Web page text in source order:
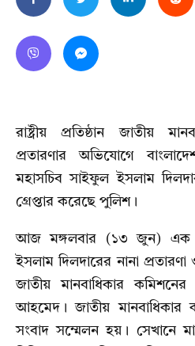
রাষ্ট্রীয় প্রতিষ্ঠান জাতীয়
প্রতারণার অভিযোগে
মহাসচিব সাইফুল ইসলাম
গ্রেপ্তার করেছে পুলিশ।
আজ মঙ্গলবার (১৩ জুন) এক
ইসলাম দিলদারের নানা প্রতারণা
জাতীয় মানবাধিকার কমিশনের
আহমেদ। জাতীয় মানবাধিকার
সংবাদ সম্মেলন হয়। সেখানে